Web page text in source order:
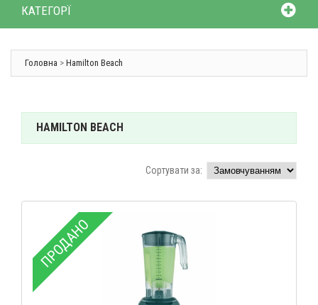
КАТЕГОРЇ
Головна > Hamilton Beach
HAMILTON BEACH
Сортувати за:
ПРОДАНО